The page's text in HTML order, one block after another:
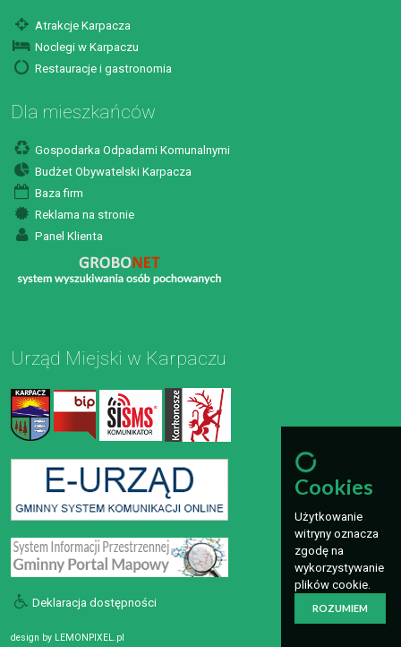
Atrakcje Karpacza
Noclegi w Karpaczu
Restauracje i gastronomia
Dla mieszkańców
Gospodarka Odpadami Komunalnymi
Budżet Obywatelski Karpacza
Baza firm
Reklama na stronie
Panel Klienta
Urząd Miejski w Karpaczu
Deklaracja dostępności
design by LEMONPIXEL.pl
Cookies
Użytkowanie
witryny oznacza
zgodę na
wykorzystywanie
plików cookie.
ROZUMIEM